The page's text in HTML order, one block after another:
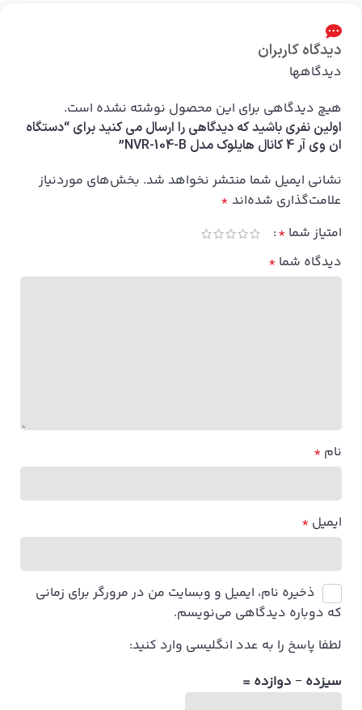
دیدگاه کاربران
دیدگاهها
هیچ دیدگاهی برای این محصول نوشته نشده است.
اولین نفری باشید که دیدگاهی را ارسال می کنید برای “دستگاه
ان وی آر 4 کانال هایلوک مدل NVR-104-B”
نشانی ایمیل شما منتشر نخواهد شد. بخش‌های موردنیاز
علامت‌گذاری شده‌اند *
امتیاز شما *
دیدگاه شما *
نام *
ایمیل *
ذخیره نام، ایمیل و وبسایت من در مرورگر برای زمانی
که دوباره دیدگاهی می‌نویسم.
لطفا پاسخ را به عدد انگلیسی وارد کنید:
سیزده − دوازده =